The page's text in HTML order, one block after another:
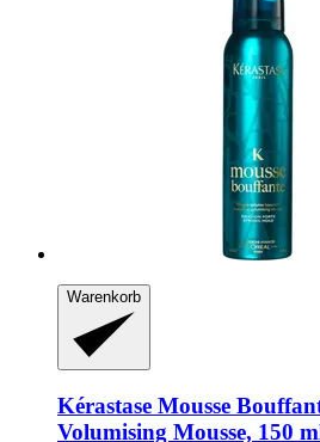
Warenkorb
Kérastase Mousse
Volumising Mousse, 150